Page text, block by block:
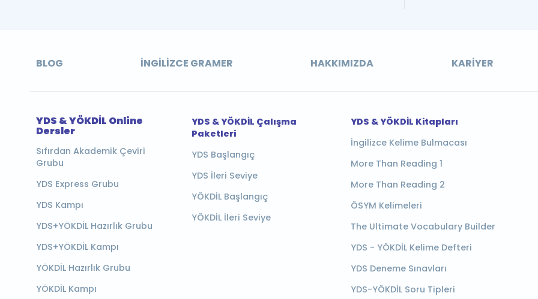
BLOG İNGILIZCE GRAMER HAKKIMIZDA KARIYER
YDS & YÖKDİL Online
Dersler
Sıfırdan Akademik Çeviri
Grubu
YDS Express Grubu
YDS Kampı
YDS+YÖKDİL Hazırlık Grubu
YDS+YÖKDİL Kampı
YÖKDİL Hazırlık Grubu
YÖKDİL Kampı
YDS & YÖKDİL Çalışma
Paketleri
YDS Başlangıç
YDS İleri Seviye
YÖKDİL Başlangıç
YÖKDİL İleri Seviye
YDS & YÖKDİL Kitapları
İngilizce Kelime Bulmacası
More Than Reading 1
More Than Reading 2
ÖSYM Kelimeleri
The Ultimate Vocabulary Builder
YDS - YÖKDİL Kelime Defteri
YDS Deneme Sınavları
YDS-YÖKDİL Soru Tipleri